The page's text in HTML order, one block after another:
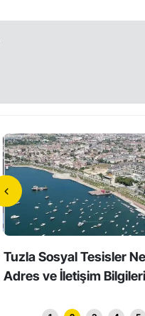
Tuzla Sosyal Tesisler
Adres ve İletişim Bilgileri